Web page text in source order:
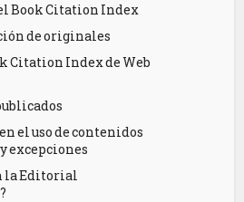
Book Citation Index
de originales
Citation Index de Web
el uso de contenidos
excepciones
la Editorial